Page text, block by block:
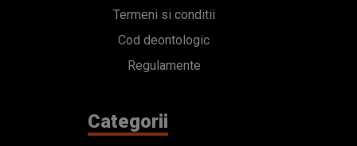
Termeni si conditii
Cod deontologic
Regulamente
Categorii